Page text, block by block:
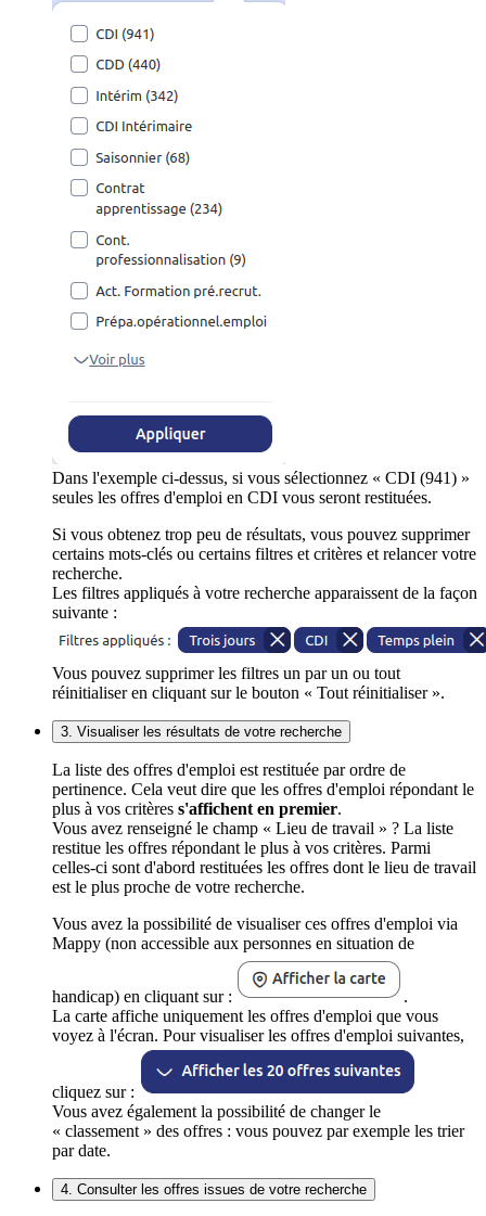
Dans l'exemple ci-dessus, si vous sélectionnez « CDI (941) »
seules les offres d'emploi en CDI vous seront restituées.
Si vous obtenez trop peu de résultats, vous pouvez supprimer
certains mots-clés ou certains filtres et critères et relancer votre
recherche.
Les filtres appliqués à votre recherche apparaissent de la façon
suivante :
Vous pouvez supprimer les filtres un par un ou tout
réinitialiser en cliquant sur le bouton « Tout réinitialiser ».
3. Visualiser les résultats de votre recherche
La liste des offres d'emploi est restituée par ordre de
pertinence. Cela veut dire que les offres d'emploi répondant le
plus à vos critères s'affichent en premier.
Vous avez renseigné le champ « Lieu de travail » ? La liste
restitue les offres répondant le plus à vos critères. Parmi
celles-ci sont d'abord restituées les offres dont le lieu de travail
est le plus proche de votre recherche.
Vous avez la possibilité de visualiser ces offres d'emploi via
Mappy (non accessible aux personnes en situation de
handicap) en cliquant sur :
.
La carte affiche uniquement les offres d'emploi que vous
voyez à l'écran. Pour visualiser les offres d'emploi suivantes,
cliquez sur :
Vous avez également la possibilité de changer le
« classement » des offres : vous pouvez par exemple les trier
par date.
4. Consulter les offres issues de votre recherche